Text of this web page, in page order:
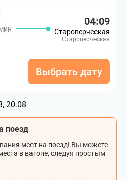
04:09
Староверческая
Староверческая
Выбрать дату
20.08
поезд
мест на поезд! Вы можете
в вагоне, следуя простым